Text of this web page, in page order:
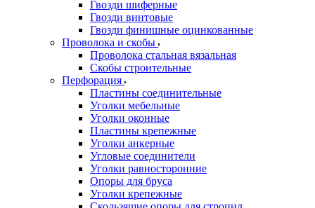
Гвозди шиферные
Гвозди винтовые
Гвозди финишные оцинкованные
Проволока и скобы
Проволока стальная вязальная
Скобы строительные
Перфорация
Пластины соединительные
Уголки мебельные
Уголки оконные
Пластины крепежные
Уголки анкерные
Угловые соединители
Уголки равносторонние
Опоры для бруса
Уголки крепежные